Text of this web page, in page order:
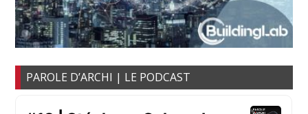
PAROLE D’ARCHI | LE PODCAST